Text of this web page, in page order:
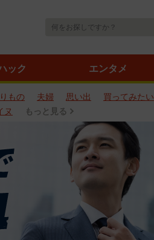
ック エンタメ
もの 夫婦 思い出 買ってみたい
ヌ もっと見る